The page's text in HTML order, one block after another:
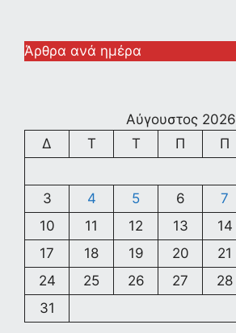
Άρθρα ανά ημέρα
Αύγουστος 2026
Δ
Τ Τ Π Π
3
4 5 6 7
10
11 12 13 14
17
18 19 20 21
24
25 26 27 28
31